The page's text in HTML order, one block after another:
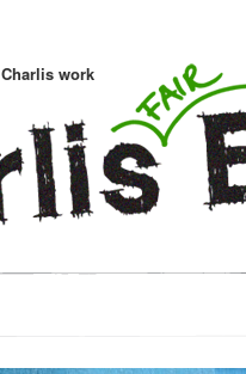
Charlis work